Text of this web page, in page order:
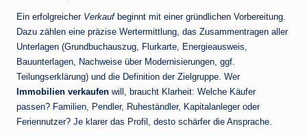
Ein erfolgreicher Verkaufbeginnt mit einer gründlichen Vorbereitung.
Dazu zählen eine präzise Wertermittlung, das Zusammentragen aller
Unterlagen (Grundbuchauszug, Flurkarte, Energieausweis,
Bauunterlagen, Nachweise über Modernisierungen, ggf.
Teilungserklärung) und die Definition der Zielgruppe. Wer
Immobilien verkaufen will, braucht Klarheit: Welche Käufer
passen? Familien, Pendler, Ruheständler, Kapitalanleger oder
Feriennutzer? Je klarer das Profil, desto schärfer die Ansprache.